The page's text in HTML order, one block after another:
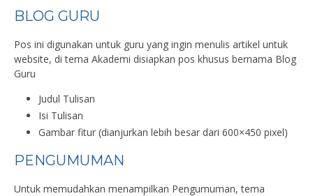
BLOG GURU
Pos ini digunakan untuk guru yang ingin menulis artikel untuk
website, di tema Akademi disiapkan pos khusus bernama Blog
Guru
Judul Tulisan
Isi Tulisan
Gambar fitur (dianjurkan lebih besar dari 600×450 pixel)
PENGUMUMAN
Untuk memudahkan menampilkan Pengumuman, tema